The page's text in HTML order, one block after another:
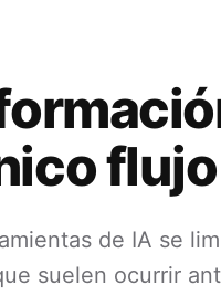
de IA se
suelen ocurrir